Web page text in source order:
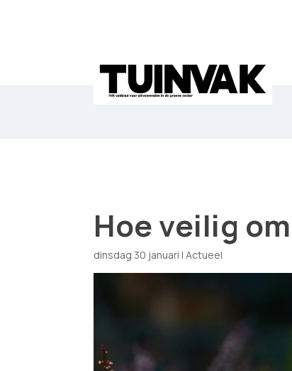
Hoe veilig
dinsdag 30 januari | Actueel